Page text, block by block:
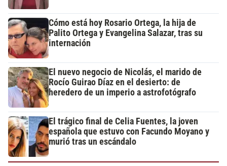
Cómo está hoy Rosario Ortega, la hija de
Palito Ortega y Evangelina Salazar, tras su
internación
El nuevo negocio de Nicolás, el marido de
Rocío Guirao Díaz en el desierto: de
heredero de un imperio a astrofotógrafo
El trágico final de Celia Fuentes, la joven
española que estuvo con Facundo Moyano y
murió tras un escándalo